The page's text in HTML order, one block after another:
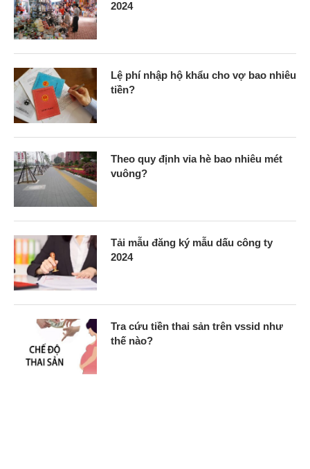
2024
Lệ phí nhập hộ khẩu cho vợ bao nhiêu
tiền?
Theo quy định vỉa hè bao nhiêu mét
vuông?
Tải mẫu đăng ký mẫu dấu công ty
2024
Tra cứu tiền thai sản trên vssid như
thế nào?